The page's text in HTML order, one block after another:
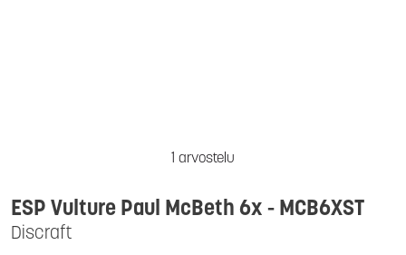
1 arvostelu
Discraft
ESP Vulture Paul McBeth 6x - MCB6XST